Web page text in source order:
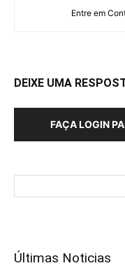
Entre em
DEIXE UMA
FAÇA LOGIN
Últimas Noticias